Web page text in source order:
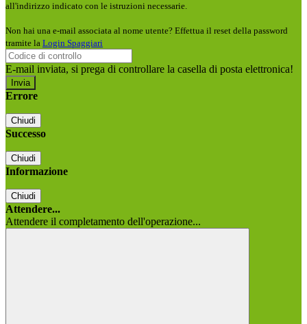
all'indirizzo indicato con le istruzioni necessarie.
Non hai una e-mail associata al nome utente? Effettua il reset della password
tramite la Login Spaggiari
E-mail inviata, si prega di controllare la casella di posta elettronica!
Errore
Chiudi
Successo
Chiudi
Informazione
Chiudi
Attendere...
Attendere il completamento dell'operazione...